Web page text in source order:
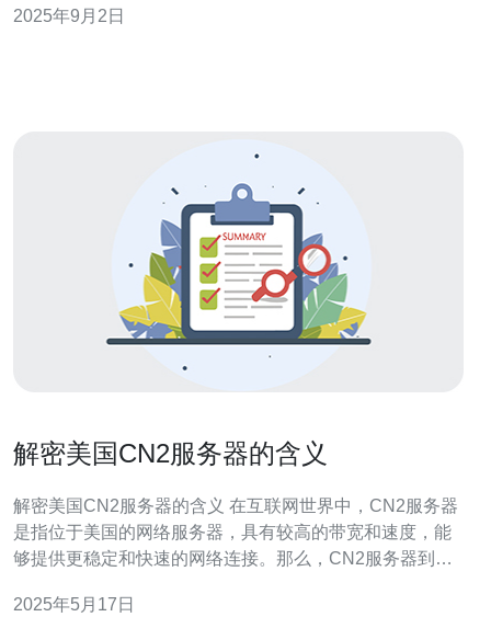
VPS是什么？ 双向CN2是指通过中国电信的CN2网络实现
2025年9月2日
解密美国CN2服务器的含义
解密美国CN2服务器的含义 在互联网世界中，CN2服务器
是指位于美国的网络服务器，具有较高的带宽和速度，能
够提供更稳定和快速的网络连接。那么，CN2服务器到底
服务器是由美国运营商Cogent Communications提供的服
2025年5月17日